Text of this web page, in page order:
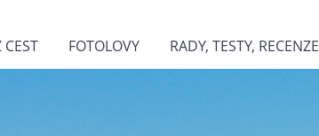
CEST FOTOLOVY RADY, TESTY, RECENZE